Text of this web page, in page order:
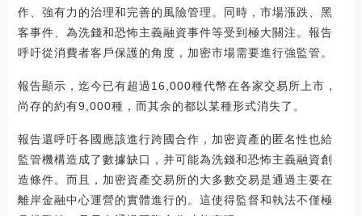
作、強有力的治理和完善的風險管理。同時，市場漲跌、黑
客事件、為洗錢和恐怖主義融資事件等受到極大關注。報告
呼吁從消費者客戶保護的角度，加密市場需要進行強監管。
報告顯示，迄今已有超過16,000種代幣在各家交易所上市，
尚存的約有9,000種，而其余的都以某種形式消失了。
報告還呼吁各國應該進行跨國合作，加密資產的匿名性也給
監管機構造成了數據缺口，并可能為洗錢和恐怖主義融資創
造條件。而且，加密資產交易所的大多數交易是通過主要在
離岸金融中心運營的實體進行的。這使得監督和執法不僅極